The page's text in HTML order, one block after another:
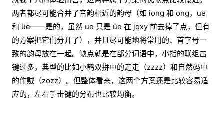
两者都尽可能合并了音韵相近的韵母（如 iong 和 ong，ue
和 üe——是的，虽然 ue 只是 üe 在 jqxy 前去掉了点，但有
的方案把它们分开了），并且尽可能地将常用的、首字母一
致的韵母放在一起。缺点就是在部分词语中，小指的联组击
键过多，典型的比如小鹤双拼中的走走（zzzz）和自然码中
的作贼（zozz）。但整体看来，这两个方案还是比较容易适
应的，左右手击键的分布也比较均衡。